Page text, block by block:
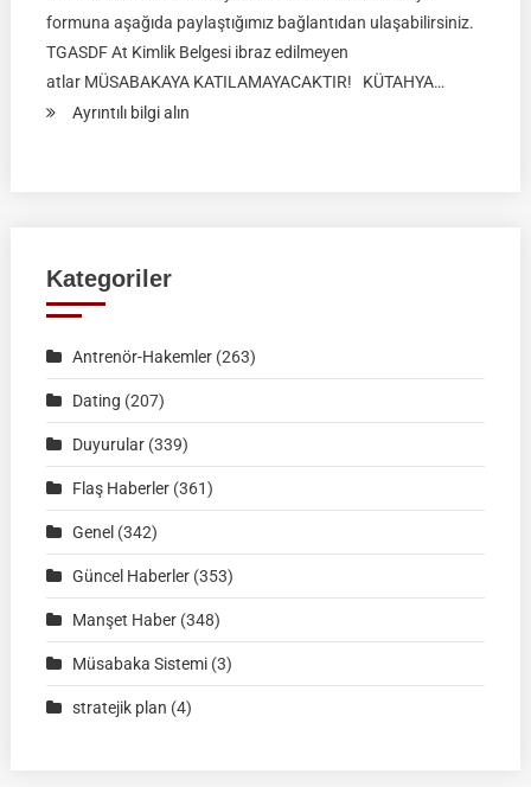
formuna aşağıda paylaştığımız bağlantıdan ulaşabilirsiniz.
TGASDF At Kimlik Belgesi ibraz edilmeyen
atlar MÜSABAKAYA KATILAMAYACAKTIR! KÜTAHYA…
Ayrıntılı bilgi alın:
02
2026
Müsabaka
Ön
Formu
Kategoriler
Antrenör-Hakemler(263)
Dating (207)
Duyurular(339)
Flaş Haberler(361)
Genel (342)
Güncel Haberler(353)
Manşet Haber(348)
Müsabaka Sistemi(3)
stratejik plan (4)